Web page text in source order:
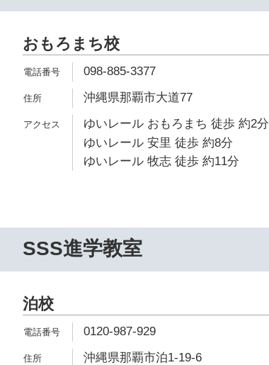
おもろまち校
098-885-3377
沖縄県那覇市大道77
ゆいレール おもろまち 徒歩 約2分
ゆいレール 安里 徒歩 約8分
ゆいレール 牧志 徒歩 約11分
SSS進学教室
泊校
0120-987-929
沖縄県那覇市泊1-19-6